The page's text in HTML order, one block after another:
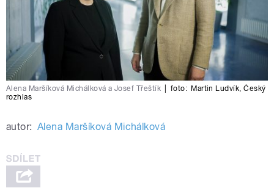
Alena Maršíková Michálková a Josef Třeštík foto: Martin Ludvík,Český
rozhlas
autor: Alena Maršíková Michálková